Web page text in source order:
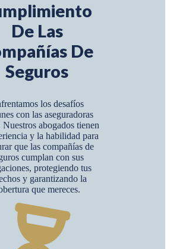
De Las
De
Seguros
los desafíos
con las aseguradoras
Nuestros abogados tienen
y la habilidad para
que las compañías de
cumplan con sus
protegiendo tus
y garantizando la
que mereces.